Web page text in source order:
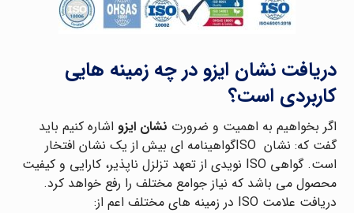
دریافت نشان ایزو در چه زمینه هایی
کاربردی است؟
اگر بخواهیم به اهمیت و ضرورت نشان ایزو اشاره کنیم باید
گفت که: نشان ISOگواهینامه ای بیش از یک نشان افتخار
است. گواهی ISO نویدی از تعهد تزلزل ناپذیر، کارایی و کیفیت
محصول می باشد که نیاز جوامع مختلف را رفع خواهد کرد.
دریافت علامت ISO در زمینه های مختلف اعم از: